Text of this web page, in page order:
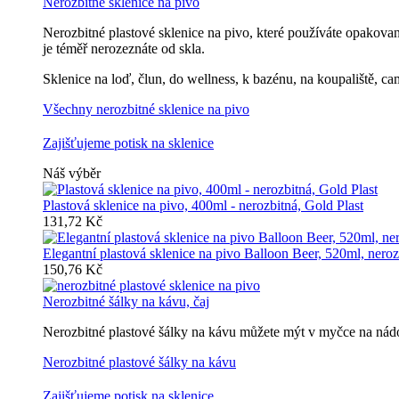
Nerozbitné plastové sklenice na pivo, které používáte
je téměř nerozeznáte od skla.
Sklenice na loď, člun, do wellness, k bazénu, na koupaliště,
Všechny nerozbitné sklenice na pivo
Zajišťujeme potisk na sklenice
Náš výběr
Plastová sklenice na pivo, 400ml - nerozbitná, Gold Plast
131,72 Kč
Elegantní plastová sklenice na pivo Balloon Beer, 520ml,
150,76 Kč
Nerozbitné šálky na kávu, čaj
Nerozbitné plastové šálky na kávu můžete mýt v myčce na
Nerozbitné plastové šálky na kávu
Zajišťujeme potisk na sklenice